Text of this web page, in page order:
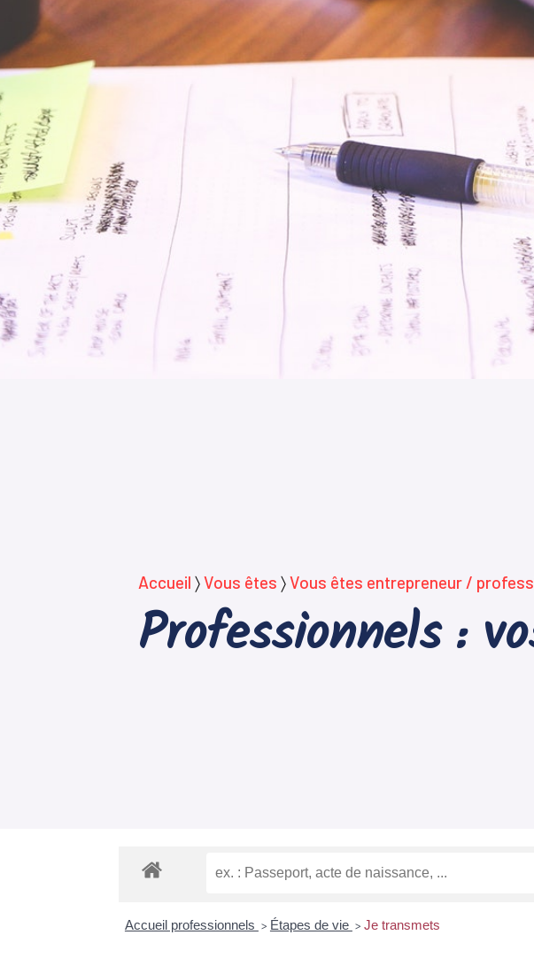
Accueil 〉Vous êtes 〉Vous êtes entrepreneur /
Professionnels :
Accueil professionnels > Étapes de vie > Je transmets